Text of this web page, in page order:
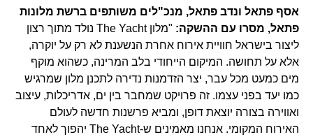
אסף פתאל ונדב פתאל, מנכ"לים משותפים ברשת מלונות
פתאל, מסרו עם ההשקה:
"מלון The Yacht נולד מתוך רצון
ליצור בישראל חוויית אירוח אחרת הנשענת לא רק על יוקרה,
אלא על תחושה. המיקום הייחודי בלב המרינה, כשהוא מוקף
מים כמעט מכל עבר, יצר הזדמנות נדירה לתכנן מלון שמרגיש
כמו יעד בפני עצמו. זה פרויקט שמחבר בין ים, אדריכלות, עיצוב
ואווירה בצורה יוצאת דופן, ומביא פרשנות חדשה לעולם
האירוח המקומי. אנחנו מאמינים ש-The Yacht יהפוך לאחד